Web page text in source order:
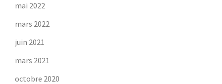
mai 2022
mars 2022
juin 2021
mars 2021
octobre 2020